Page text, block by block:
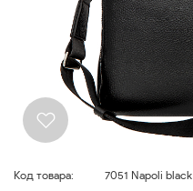
Код товара:
7051 Napoli black